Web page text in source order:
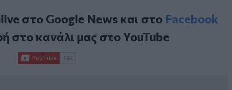
στο Google Newsκαι στο Facebook
στο κανάλι μας στοYouTube